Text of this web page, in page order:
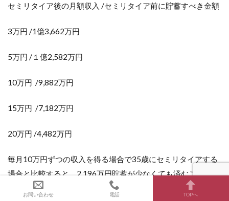
セミリタイア後の月額収入 /セミリタイア前に貯蓄すべき金額
3万円 /1億3,662万円
5万円 /１億2,582万円
10万円 /9,882万円
15万円 /7,182万円
20万円 /4,482万円
毎月10万円ずつの収入を得る場合で35歳にセミリタイアする
場合と比較すると、2,196万円貯蓄が少なくても済むことが分
かります。
お問い合わせ 電話 TOPへ